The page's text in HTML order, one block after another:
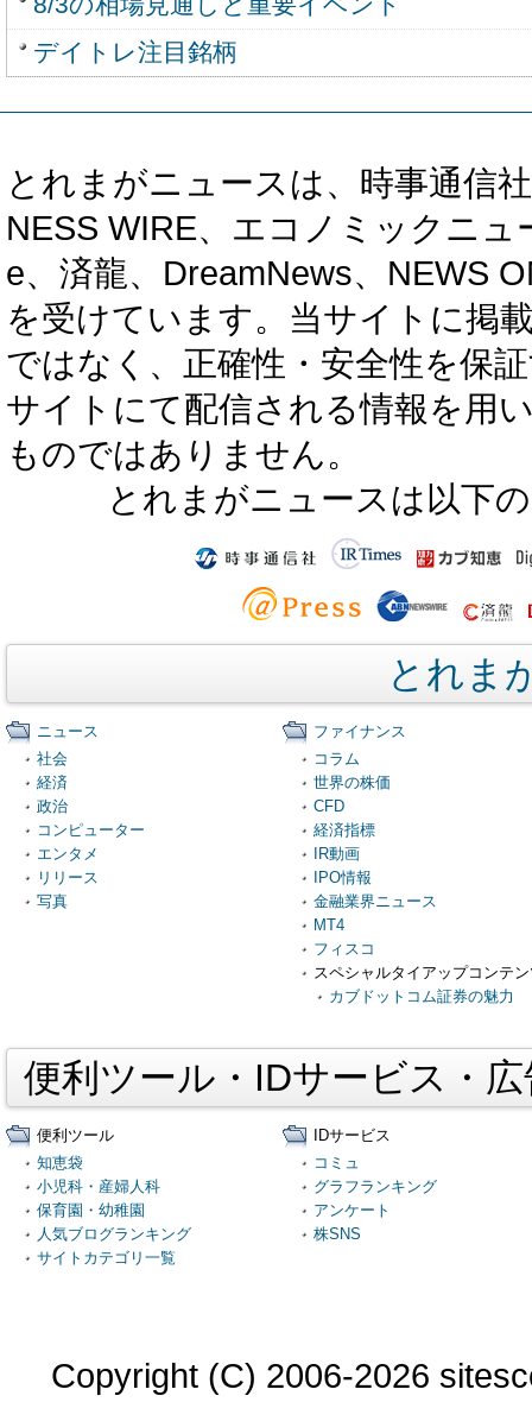
デイトレ注目銘柄
とれまがニュースは、時事通信
NESS WIRE、エコノミックニ
e、済龍、DreamNews、NEWS
を受けています。当サイトに掲
ではなく、正確性・安全性を保
サイトにて配信される情報を用
ものではありません。
とれまがニュースは以下
とれま
ニュース
社会
経済
政治
コンピューター
エンタメ
リリース
写真
ファイナンス
コラム
世界の株価
CFD
経済指標
IR動画
IPO情報
金融業界ニュース
MT4
フィスコ
スペシャルタイアップコンテ
カブドットコム証券の魅力
便利ツール・IDサービス・
便利ツール
知恵袋
小児科・産婦人科
保育園・幼稚園
人気ブログランキング
サイトカテゴリ一覧
IDサービス
コミュ
グラフランキング
アンケート
株SNS
Copyright (C) 2006-2026